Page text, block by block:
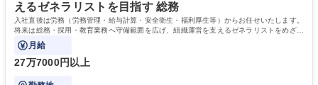
えるゼネラリストを目指す 総務
入社直後は労務（労務管理・給与計算・安全衛生・福利厚生等）からお任せいたします。
将来は総務・採用・教育業務へ守備範囲を広げ、組織運営を支えるゼネラリストをめざせ
ます。
月給
27万7000円以上